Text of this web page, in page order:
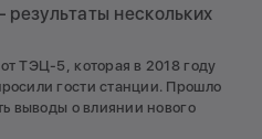
нескольких
ТЭЦ-5, которая в 2018 году
гости станции. Прошло
выводы о влиянии нового